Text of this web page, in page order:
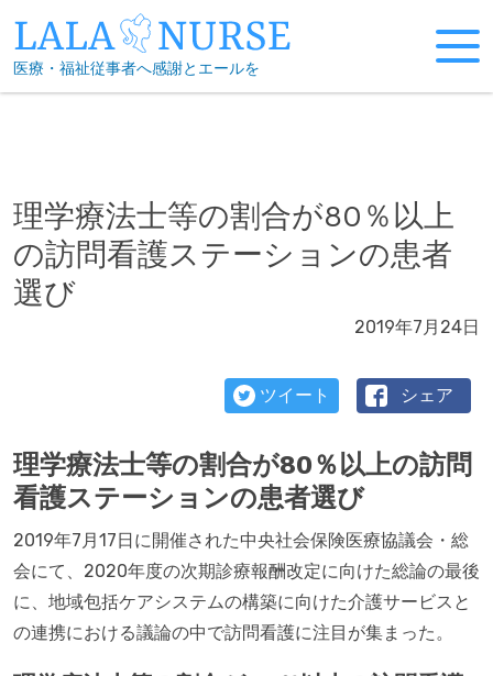
to
content
医療・福祉従事者へ感謝とエールを
理学療法士等の割合が80％以上
の訪問看護ステーションの患者
選び
2019年7月24日
ツイート シェア
理学療法士等の割合が80％以上の訪問
看護ステーションの患者選び
2019年7月17日に開催された中央社会保険医療協議会・総
会にて、2020年度の次期診療報酬改定に向けた総論の最後
に、地域包括ケアシステムの構築に向けた介護サービスと
の連携における議論の中で訪問看護に注目が集まった。